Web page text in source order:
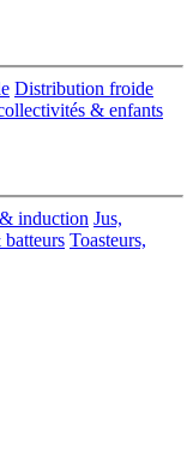
Distribution froide
& enfants
induction Jus,
Toasteurs,